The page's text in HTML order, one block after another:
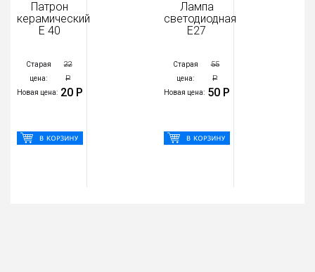
Патрон
керамический
Е 40
Старая
цена:
22
Р
Новая цена: 20 Р
Лампа
светодиодная
Е27
Старая
цена:
55
Р
Новая цена: 50 Р